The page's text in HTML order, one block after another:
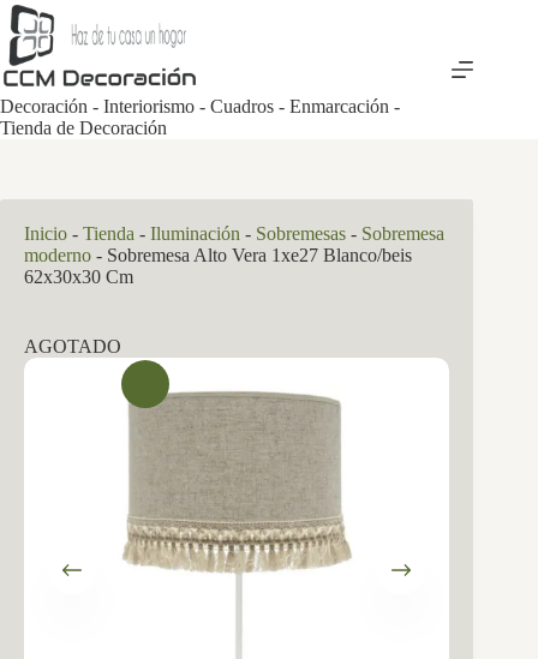
Saltar
al
contenido
Decoración - Interiorismo - Cuadros - Enmarcación -
Tienda de Decoración
Inicio - Tienda - Iluminación - Sobremesas - Sobremesa
moderno - Sobremesa Alto Vera 1xe27 Blanco/beis
62x30x30 Cm
AGOTADO